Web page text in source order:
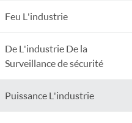
Feu L'industrie
De L'industrie De la
Surveillance de sécurité
Puissance L'industrie